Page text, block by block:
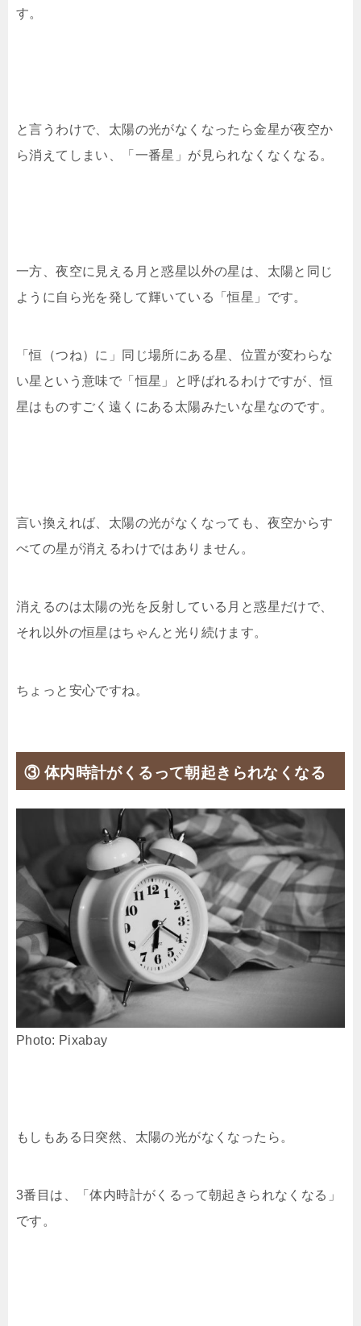
す。
と言うわけで、太陽の光がなくなったら金星が夜空か
ら消えてしまい、「一番星」が見られなくなくなる。
一方、夜空に見える月と惑星以外の星は、太陽と同じ
ように自ら光を発して輝いている「恒星」です。
「恒（つね）に」同じ場所にある星、位置が変わらな
い星という意味で「恒星」と呼ばれるわけですが、恒
星はものすごく遠くにある太陽みたいな星なのです。
言い換えれば、太陽の光がなくなっても、夜空からす
べての星が消えるわけではありません。
消えるのは太陽の光を反射している月と惑星だけで、
それ以外の恒星はちゃんと光り続けます。
ちょっと安心ですね。
③ 体内時計がくるって朝起きられなくなる
Photo: Pixabay
もしもある日突然、太陽の光がなくなったら。
3番目は、「体内時計がくるって朝起きられなくなる」
です。